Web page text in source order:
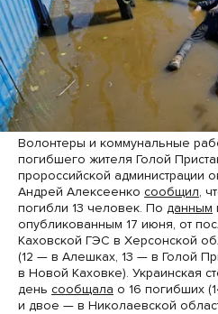
Волонтеры и коммунальные
погибшего жителя Голой
пророссийской администрации
Андрей Алексеенко сообщил,
погибли 13 человек. По данным
опубликованным 17 июня, от
Каховской ГЭС в Херсонской
(12 — в Алешках, 13 — в Голой
в Новой Каховке). Украинская
день сообщала о 16 погибших
и двое — в Николаевской